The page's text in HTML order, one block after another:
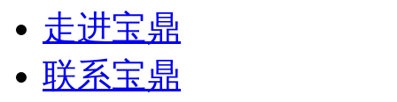
走进宝鼎
联系宝鼎